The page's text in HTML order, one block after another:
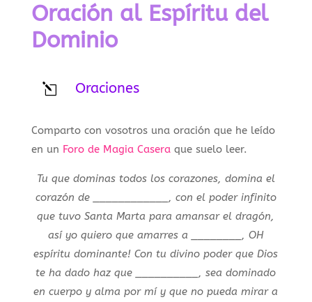
Oración al Espíritu del
Dominio
l Oraciones
Comparto con vosotros una oración que he leído
en un Foro de Magia Caseraque suelo leer.
Tu que dominas todos los corazones, domina el
corazón de ____________, con el poder infinito
que tuvo Santa Marta para amansar el dragón,
así yo quiero que amarres a ________, OH
espíritu dominante! Con tu divino poder que Dios
te ha dado haz que __________, sea dominado
en cuerpo y alma por mí y que no pueda mirar a